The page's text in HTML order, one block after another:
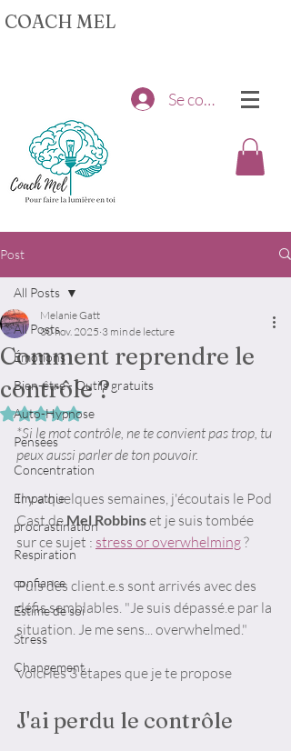
COACH MEL
Se connecter
Post
All Posts
Émotions
Bien-être - Outils gratuits
Auto-Hypnose
Pensées
Concentration
Empathie
procrastination
Respiration
confiance
Estime de soi
Stress
Changement
All Posts
Comment reprendre le
contrôle ?
Melanie Gatt
30 nov. 2025 3 min de lecture
Noté NaN étoiles sur 5.
*Si le mot contrôle, ne te convient pas trop, tu
peux aussi parler de ton pouvoir.
Il y a quelques semaines, j'écoutais le Pod
Cast de Mel Robbins et je suis tombée
sur ce sujet : stress or overwhelming ?
Puis des client.e.s sont arrivés avec des
défis semblables. "Je suis dépassé.e par la
situation. Je me sens... overwhelmed."
Voici les 3 étapes que je te propose
J'ai perdu le contrôle